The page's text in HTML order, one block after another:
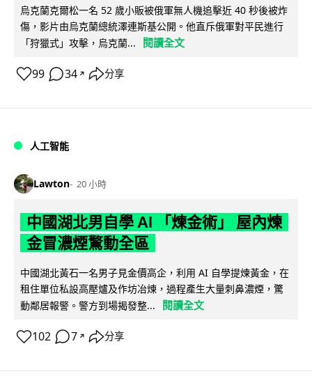
烏克蘭克爾松一名 52 歲小販被俄軍無人機追擊近 40 秒後被炸
傷，影片由烏克蘭總統澤連斯基公開。他直斥俄軍對平民進行
「狩獵式」攻擊，烏克蘭...
閱讀全文
99 34 ↗ 分享
人工智能
Lawton 20 小時
中國湖北男自學 AI 「煉金術」 屋內煉
金冒濃煙驚動全區
中國湖北黃石一名男子見金價高企，利用 AI 自學提煉黃金，在
租住單位私設高壓爐及作坊冶煉，過程產生大量刺鼻濃煙，驚
動鄰居報警。警方到場揭發整...
閱讀全文
102 7 ↗ 分享